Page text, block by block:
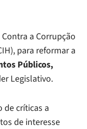
a Corrupção
para reformar a
Públicos,
Legislativo.
de críticas a
de interesse